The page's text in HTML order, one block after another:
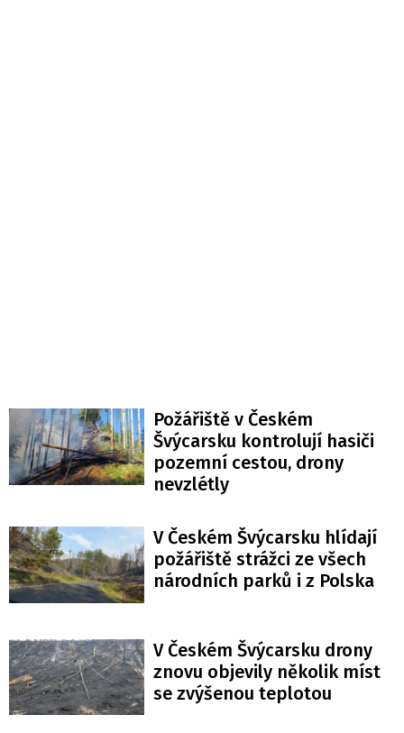
Požářiště v Českém
Švýcarsku kontrolují hasiči
pozemní cestou, drony
nevzlétly
V Českém Švýcarsku hlídají
požářiště strážci ze všech
národních parků i z Polska
V Českém Švýcarsku drony
znovu objevily několik míst
se zvýšenou teplotou